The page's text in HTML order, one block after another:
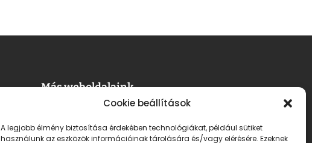
Cookie beállítások
A legjobb élmény biztosítása érdekében technológiákat, például sütiket
használunk az eszközök információinak tárolására és/vagy elérésére. Ezeknek
Más weboldalaink
banffycastle.ro